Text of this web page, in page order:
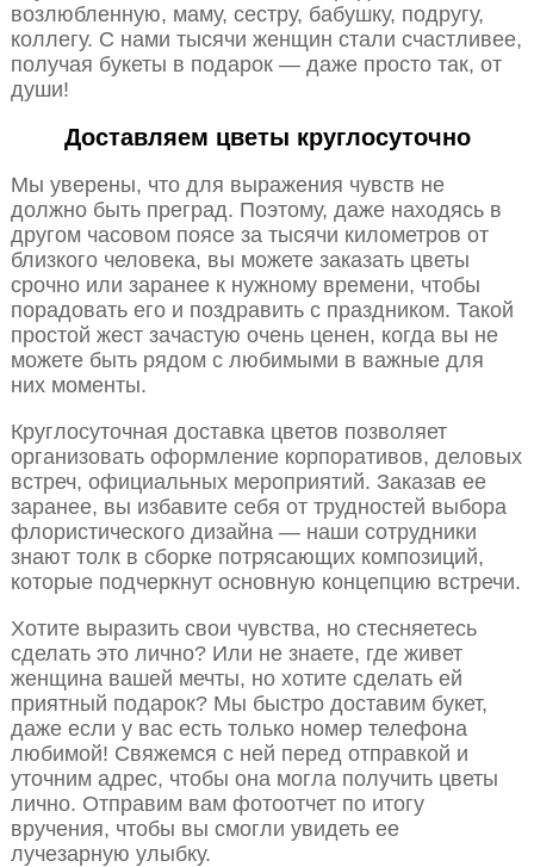
возлюбленную, маму, сестру, бабушку, подругу,
коллегу. С нами тысячи женщин стали счастливее,
получая букеты в подарок — даже просто так, от
души!
Доставляем цветы круглосуточно
Мы уверены, что для выражения чувств не
должно быть преград. Поэтому, даже находясь в
другом часовом поясе за тысячи километров от
близкого человека, вы можете заказать цветы
срочно или заранее к нужному времени, чтобы
порадовать его и поздравить с праздником. Такой
простой жест зачастую очень ценен, когда вы не
можете быть рядом с любимыми в важные для
них моменты.
Круглосуточная доставка цветов позволяет
организовать оформление корпоративов, деловых
встреч, официальных мероприятий. Заказав ее
заранее, вы избавите себя от трудностей выбора
флористического дизайна — наши сотрудники
знают толк в сборке потрясающих композиций,
которые подчеркнут основную концепцию встречи.
Хотите выразить свои чувства, но стесняетесь
сделать это лично? Или не знаете, где живет
женщина вашей мечты, но хотите сделать ей
приятный подарок? Мы быстро доставим букет,
даже если у вас есть только номер телефона
любимой! Свяжемся с ней перед отправкой и
уточним адрес, чтобы она могла получить цветы
лично. Отправим вам фотоотчет по итогу
вручения, чтобы вы смогли увидеть ее
лучезарную улыбку.